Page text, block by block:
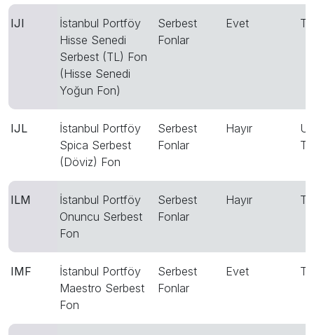
IJI
İstanbul Portföy
Hisse Senedi
Serbest (TL) Fon
(Hisse Senedi
Yoğun Fon)
Serbest
Fonlar
Evet
IJL
İstanbul Portföy
Spica Serbest
(Döviz) Fon
Serbest
Fonlar
Hayır
ILM
İstanbul Portföy
Onuncu Serbest
Fon
Serbest
Fonlar
Hayır
IMF
İstanbul Portföy
Maestro Serbest
Fon
Serbest
Fonlar
Evet